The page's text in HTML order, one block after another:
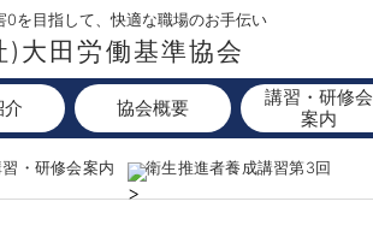
0を目指して、快適な職場のお手伝い
)大田労働基準協会
介 協会概要
講習・研修会
案内
・研修会案内 衛生推進者養成講習第3回